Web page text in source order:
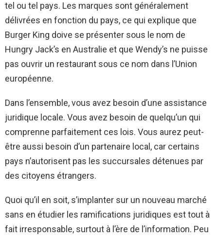
tel ou tel pays. Les marques sont généralement
délivrées en fonction du pays, ce qui explique que
Burger King doive se présenter sous le nom de
Hungry Jack’s en Australie et que Wendy’s ne puisse
pas ouvrir un restaurant sous ce nom dans l’Union
européenne.
Dans l’ensemble, vous avez besoin d’une assistance
juridique locale. Vous avez besoin de quelqu’un qui
comprenne parfaitement ces lois. Vous aurez peut-
être aussi besoin d’un partenaire local, car certains
pays n’autorisent pas les succursales détenues par
des citoyens étrangers.
Quoi qu’il en soit, s’implanter sur un nouveau marché
sans en étudier les ramifications juridiques est tout à
fait irresponsable, surtout à l’ère de l’information. Peu